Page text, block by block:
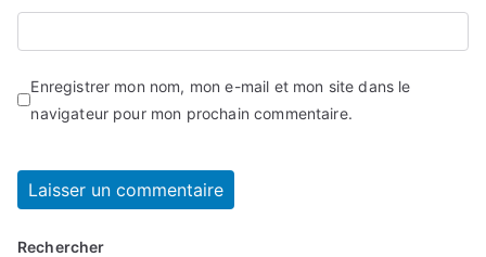
Enregistrer mon nom, mon e-mail et mon site dans le
navigateur pour mon prochain commentaire.
Rechercher